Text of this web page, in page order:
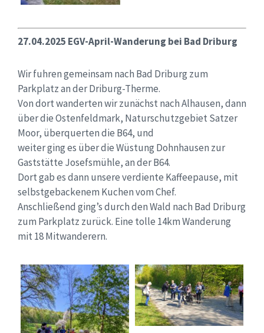
27.04.2025 EGV-April-Wanderung bei Bad Driburg
Wir fuhren gemeinsam nach Bad Driburg zum
Parkplatz an der Driburg-Therme.
Von dort wanderten wir zunächst nach Alhausen, dann
über die Ostenfeldmark, Naturschutzgebiet Satzer
Moor, überquerten die B64, und
weiter ging es über die Wüstung Dohnhausen zur
Gaststätte Josefsmühle, an der B64.
Dort gab es dann unsere verdiente Kaffeepause, mit
selbstgebackenem Kuchen vom Chef.
Anschließend ging’s durch den Wald nach Bad Driburg
zum Parkplatz zurück. Eine tolle 14km Wanderung
mit 18 Mitwanderern.